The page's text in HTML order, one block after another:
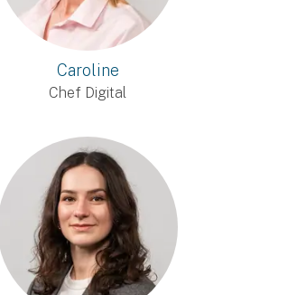
Caroline
Chef Digital